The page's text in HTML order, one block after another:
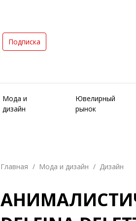
Подписка
Мода и
дизайн
Ювелирный
рынок
Главная Мода и дизайн Дизайн